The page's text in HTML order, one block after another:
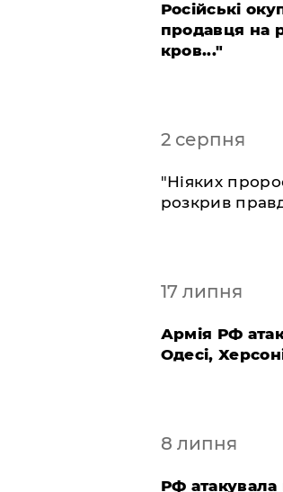
Російські
продавця на
кров..."
2 серпня
"Ніяких
розкрив
17 липня
​Армія РФ
Одесі,
8 липня
​РФ атакувала